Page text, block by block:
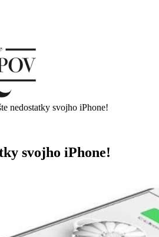
nedostatky svojho iPhone!
svojho iPhone!